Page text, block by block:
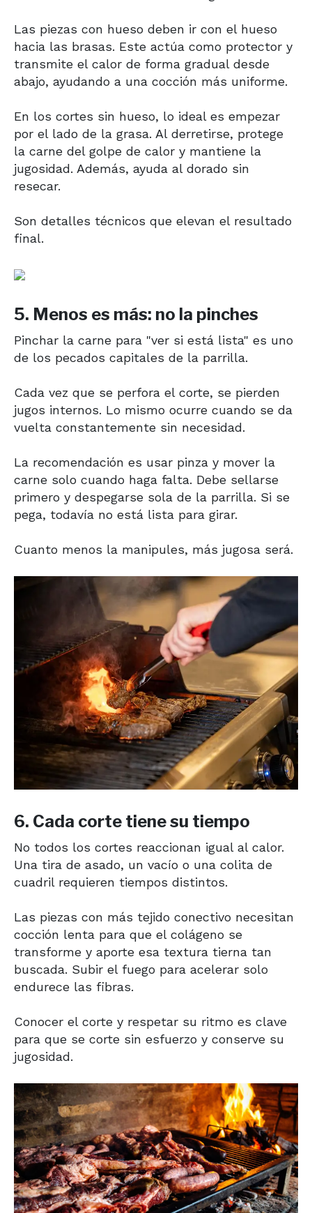
Las piezas con hueso deben ir con el hueso
hacia las brasas. Este actúa como protector y
transmite el calor de forma gradual desde
abajo, ayudando a una cocción más uniforme.
En los cortes sin hueso, lo ideal es empezar
por el lado de la grasa. Al derretirse, protege
la carne del golpe de calor y mantiene la
jugosidad. Además, ayuda al dorado sin
resecar.
Son detalles técnicos que elevan el resultado
final.
5. Menos es más: no la pinches
Pinchar la carne para "ver si está lista" es uno
de los pecados capitales de la parrilla.
Cada vez que se perfora el corte, se pierden
jugos internos. Lo mismo ocurre cuando se da
vuelta constantemente sin necesidad.
La recomendación es usar pinza y mover la
carne solo cuando haga falta. Debe sellarse
primero y despegarse sola de la parrilla. Si se
pega, todavía no está lista para girar.
Cuanto menos la manipules, más jugosa será.
6. Cada corte tiene su tiempo
No todos los cortes reaccionan igual al calor.
Una tira de asado, un vacío o una colita de
cuadril requieren tiempos distintos.
Las piezas con más tejido conectivo necesitan
cocción lenta para que el colágeno se
transforme y aporte esa textura tierna tan
buscada. Subir el fuego para acelerar solo
endurece las fibras.
Conocer el corte y respetar su ritmo es clave
para que se corte sin esfuerzo y conserve su
jugosidad.